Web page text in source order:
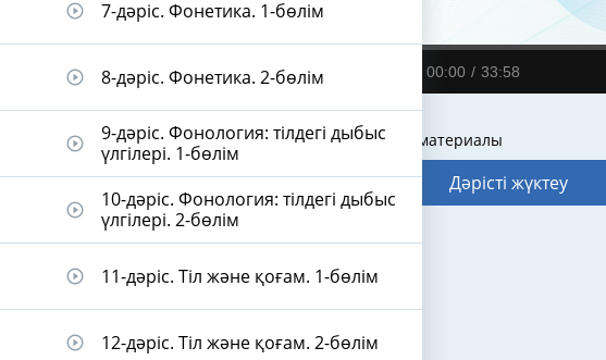
play_circle_outline 7-дәріс. Фонетика. 1-бөлім
play_circle_outline 8-дәріс. Фонетика. 2-бөлім
play_circle_outline
9-дәріс. Фонология: тілдегі дыбыс
үлгілері. 1-бөлім
play_circle_outline
10-дәріс. Фонология: тілдегі дыбыс
үлгілері. 2-бөлім
play_circle_outline 11-дәріс. Тіл және қоғам. 1-бөлім
play_circle_outline 12-дәріс. Тіл және қоғам. 2-бөлім
00:00 33:58
Видеодәріс материалы
Дәрісті жүктеу